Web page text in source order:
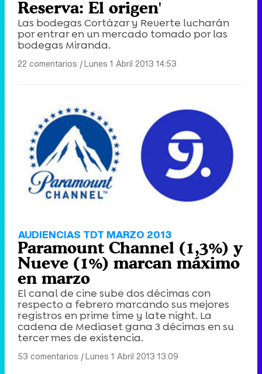
Reserva: El origen'
Las bodegas Cortázar y Reverte lucharán
por entrar en un mercado tomado por las
bodegas Miranda.
22 comentarios |Lunes 1 Abril 2013 14:53
AUDIENCIAS TDT MARZO 2013
Paramount Channel (1,3%) y
Nueve (1%) marcan máximo
en marzo
El canal de cine sube dos décimas con
respecto a febrero marcando sus mejores
registros en prime time y late night. La
cadena de Mediaset gana 3 décimas en su
tercer mes de existencia.
53 comentarios |Lunes 1 Abril 2013 13:09